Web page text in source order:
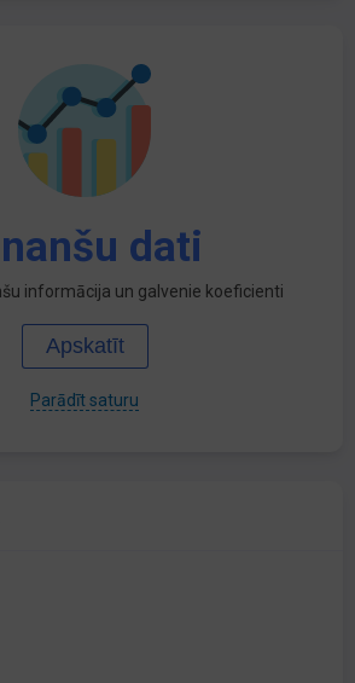
dati
informācija un galvenie koeficienti
Apskatīt
Parādīt saturu